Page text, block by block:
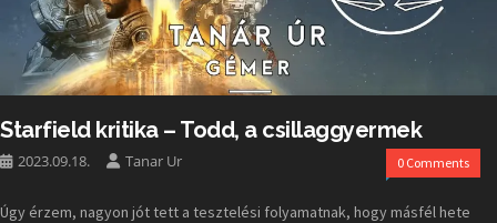
Starfield kritika – Todd, a csillaggyermek
2023.09.18. Tanar Ur 0 Comments
Úgy érzem, nagyon jót tett a tesztelési folyamatnak, hogy másfél hete